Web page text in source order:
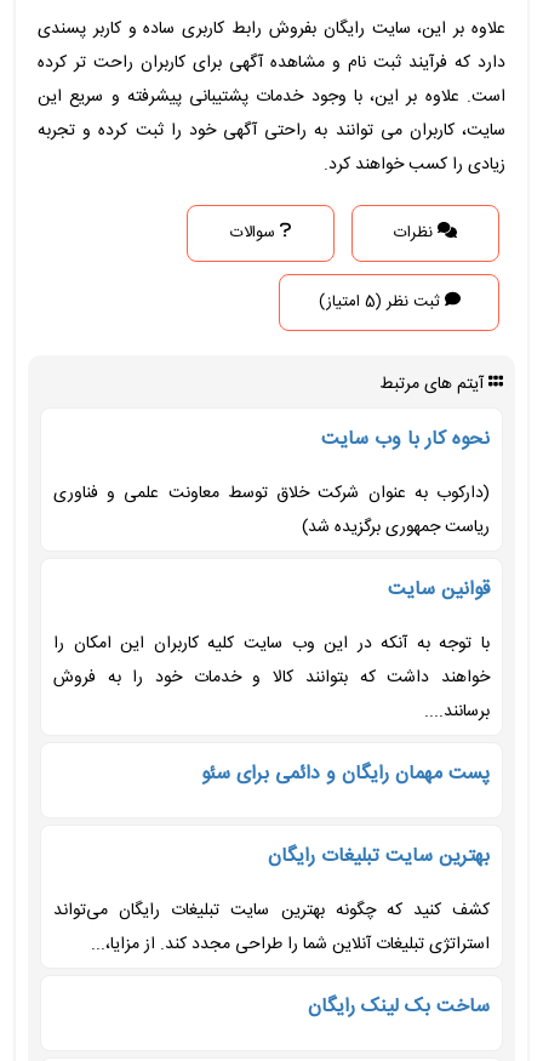
علاوه بر این، سایت رایگان بفروش رابط کاربری ساده و کاربر پسندی
دارد که فرآیند ثبت نام و مشاهده آگهی برای کاربران راحت‌ تر کرده
است. علاوه بر این، با وجود خدمات پشتیبانی پیشرفته و سریع این
سایت، کاربران می توانند به راحتی آگهی خود را ثبت کرده و تجربه
زیادی را کسب خواهند کرد.
نظرات سوالات
ثبت نظر (5 امتیاز)
آیتم های مرتبط
نحوه کار با وب سایت
(دارکوب به عنوان شرکت خلاق توسط معاونت علمی و فناوری
ریاست جمهوری برگزیده شد)
قوانین سایت
با توجه به آنکه در این وب سایت کلیه کاربران این امکان را
خواهند داشت که بتوانند کالا و خدمات خود را به فروش
برسانند....
پست مهمان رایگان و دائمی برای سئو
بهترین سایت تبلیغات رایگان
کشف کنید که چگونه بهترین سایت تبلیغات رایگان می‌تواند
استراتژی تبلیغات آنلاین شما را طراحی مجدد کند. از مزایا،...
ساخت بک لینک رایگان